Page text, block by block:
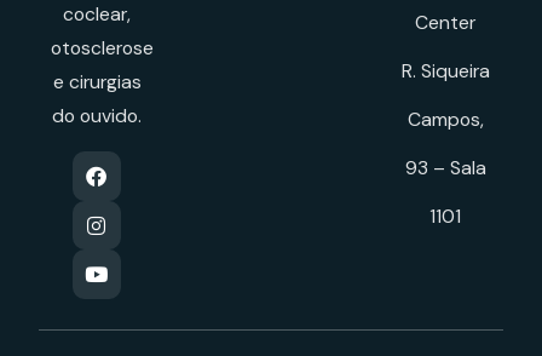
coclear,
otosclerose
e cirurgias
do ouvido.
Center
R. Siqueira
Campos,
93 – Sala
1101